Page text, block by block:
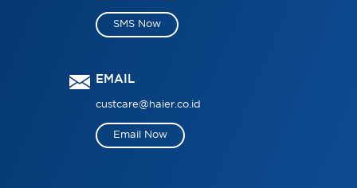
SMS Now
EMAIL
custcare@haier.co.id
Email Now